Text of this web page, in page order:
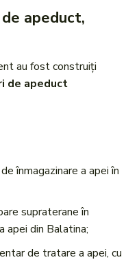
apeduct,
au fost construiți
de apeduct
înmagazinare a apei în
supraterane în
apei din Balatina;
de tratare a apei, cu